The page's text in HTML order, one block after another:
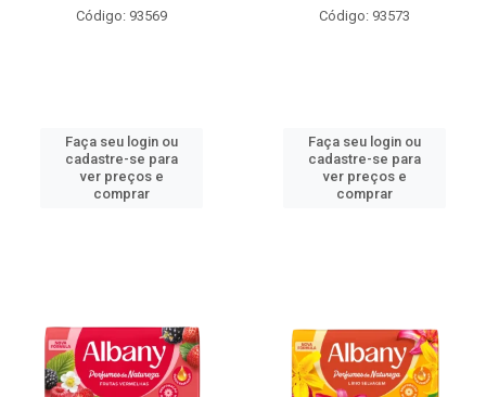
Código: 93569
Faça seu login ou
cadastre-se para
ver preços e
comprar
Código: 93573
Faça seu login ou
cadastre-se para
ver preços e
comprar